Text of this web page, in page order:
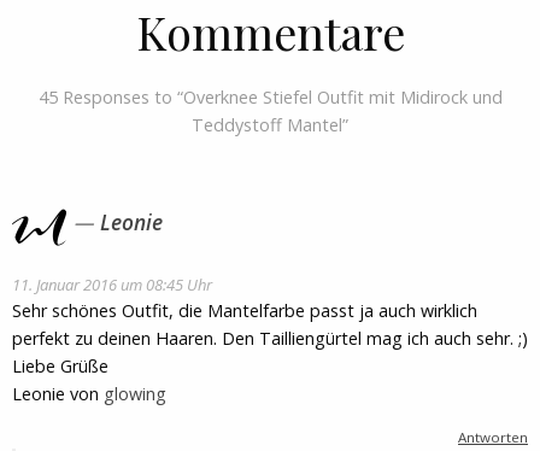
Kommentare
45 Responses to “Overknee Stiefel Outfit mit Midirock und
Teddystoff Mantel”
Leonie
11. Januar 2016 um 08:45 Uhr
Sehr schönes Outfit, die Mantelfarbe passt ja auch wirklich
perfekt zu deinen Haaren. Den Tailliengürtel mag ich auch sehr. ;)
Liebe Grüße
Leonie von glowing
Antworten